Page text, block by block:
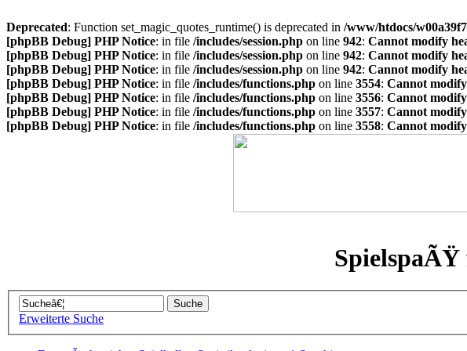
Deprecated: Function set_magic_quotes_runtime() is deprecated in /www/htdocs/
[phpBB Debug] PHP Notice: in file /includes/session.php on line 942: Cannot modify
[phpBB Debug] PHP Notice: in file /includes/session.php on line 942: Cannot modify
[phpBB Debug] PHP Notice: in file /includes/session.php on line 942: Cannot modify
[phpBB Debug] PHP Notice: in file /includes/functions.php on line 3554: Cannot
[phpBB Debug] PHP Notice: in file /includes/functions.php on line 3556: Cannot
[phpBB Debug] PHP Notice: in file /includes/functions.php on line 3557: Cannot
[phpBB Debug] PHP Notice: in file /includes/functions.php on line 3558: Cannot
Erweiterte Suche